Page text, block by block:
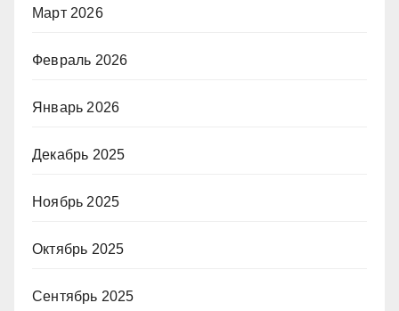
Март 2026
Февраль 2026
Январь 2026
Декабрь 2025
Ноябрь 2025
Октябрь 2025
Сентябрь 2025